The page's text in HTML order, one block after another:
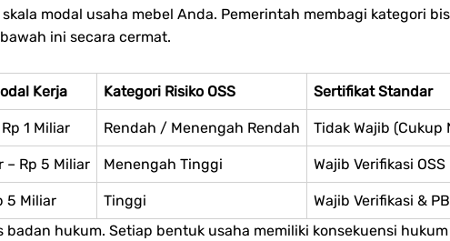
modal usaha mebel Anda. Pemerintah membagi kategori
ini secara cermat.
Kerja Kategori Risiko OSS Sertifikat Standar
1 Miliar Rendah / Menengah Rendah Tidak Wajib (Cukup
– Rp 5 Miliar Menengah Tinggi Wajib Verifikasi OSS
5 Miliar Tinggi
Wajib Verifikasi &
hukum. Setiap bentuk usaha memiliki konsekuensi